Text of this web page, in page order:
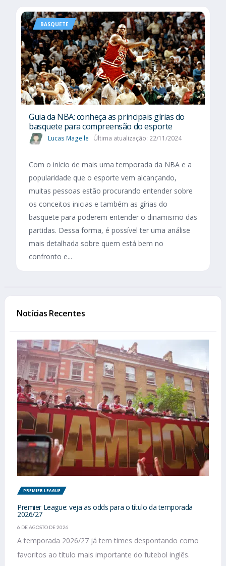
BASQUETE
Guia da NBA: conheça as principais gírias do
basquete para compreensão do esporte
Lucas Magelle Última atualização: 22/11/2024
Com o início de mais uma temporada da NBA e a
popularidade que o esporte vem alcançando,
muitas pessoas estão procurando entender sobre
os conceitos inicias e também as gírias do
basquete para poderem entender o dinamismo das
partidas. Dessa forma, é possível ter uma análise
mais detalhada sobre quem está bem no
confronto e...
Notícias Recentes
PREMIER LEAGUE
Premier League: veja as odds para o título da temporada
2026/27
6 DE AGOSTO DE 2026
A temporada 2026/27 já tem times despontando como
favoritos ao título mais importante do futebol inglês.